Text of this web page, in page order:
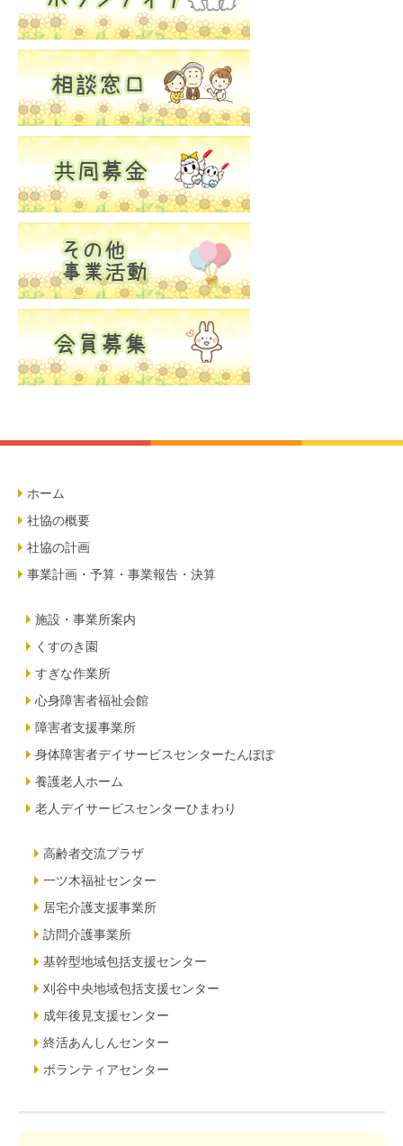
ホーム
社協の概要
社協の計画
事業計画・予算・事業報告・決算
施設・事業所案内
くすのき園
すぎな作業所
心身障害者福祉会館
障害者支援事業所
身体障害者デイサービスセンターたんぽぽ
養護老人ホーム
老人デイサービスセンターひまわり
高齢者交流プラザ
一ツ木福祉センター
居宅介護支援事業所
訪問介護事業所
基幹型地域包括支援センター
刈谷中央地域包括支援センター
成年後見支援センター
終活あんしんセンター
ボランティアセンター